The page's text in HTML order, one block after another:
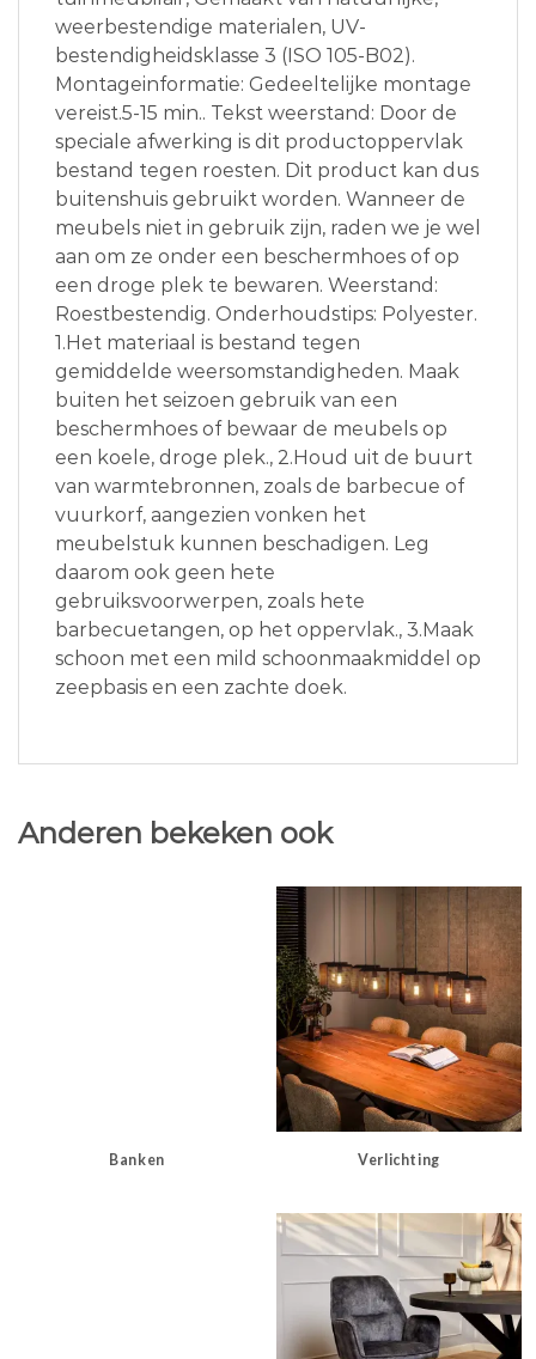
weerbestendige materialen, UV-
bestendigheidsklasse 3 (ISO 105-B02).
Montageinformatie: Gedeeltelijke montage
vereist.5-15 min.. Tekst weerstand: Door de
speciale afwerking is dit productoppervlak
bestand tegen roesten. Dit product kan dus
buitenshuis gebruikt worden. Wanneer de
meubels niet in gebruik zijn, raden we je wel
aan om ze onder een beschermhoes of op
een droge plek te bewaren. Weerstand:
Roestbestendig. Onderhoudstips: Polyester.
1.Het materiaal is bestand tegen
gemiddelde weersomstandigheden. Maak
buiten het seizoen gebruik van een
beschermhoes of bewaar de meubels op
een koele, droge plek., 2.Houd uit de buurt
van warmtebronnen, zoals de barbecue of
vuurkorf, aangezien vonken het
meubelstuk kunnen beschadigen. Leg
daarom ook geen hete
gebruiksvoorwerpen, zoals hete
barbecuetangen, op het oppervlak., 3.Maak
schoon met een mild schoonmaakmiddel op
zeepbasis en een zachte doek.
Anderen bekeken ook
Banken Verlichting